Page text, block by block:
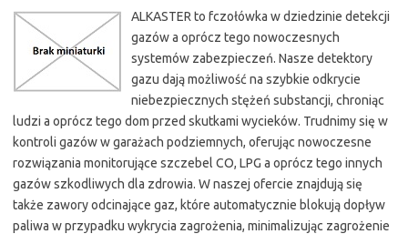
ALKASTER to fczołówka w dziedzinie detekcji
gazów a oprócz tego nowoczesnych
systemów zabezpieczeń. Nasze detektory
gazu dają możliwość na szybkie odkrycie
niebezpiecznych stężeń substancji, chroniąc
ludzi a oprócz tego dom przed skutkami wycieków. Trudnimy się w
kontroli gazów w garażach podziemnych, oferując nowoczesne
rozwiązania monitorujące szczebel CO, LPG a oprócz tego innych
gazów szkodliwych dla zdrowia. W naszej ofercie znajdują się
także zawory odcinające gaz, które automatycznie blokują dopływ
paliwa w przypadku wykrycia zagrożenia, minimalizując zagrożenie